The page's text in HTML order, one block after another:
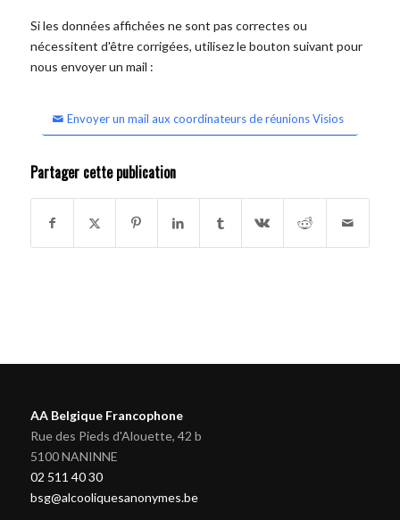
Si les données affichées ne sont pas correctes ou
nécessitent d'être corrigées, utilisez le bouton suivant pour
nous envoyer un mail :
Envoyer un mail aux coordinateurs de réunions Visios
Partager cette publication
AA Belgique Francophone
Rue des Pieds d'Alouette, 42 b
5100 NANINNE
02 511 40 30
bsg@alcooliquesanonymes.be